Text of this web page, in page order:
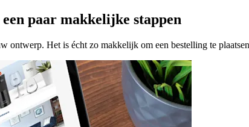
paar makkelijke stappen
ontwerp. Het is écht zo makkelijk om een bestelling te